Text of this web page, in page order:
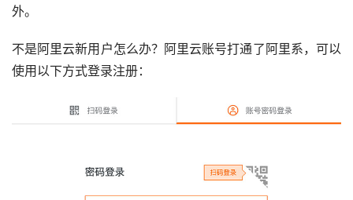
外。
不是阿里云新用户怎么办？阿里云账号打通了阿里系，可以
使用以下方式登录注册：